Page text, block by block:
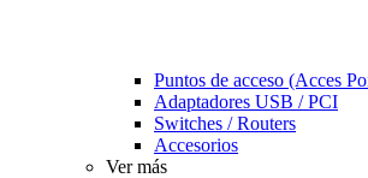
Puntos de acceso (Acces
Adaptadores USB / PCI
Switches / Routers
Accesorios
Ver más